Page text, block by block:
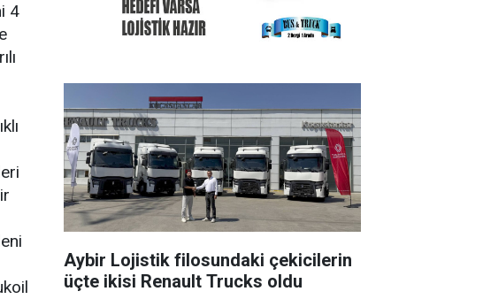
4
Aybir Lojistik filosundaki çekicilerin
üçte ikisi Renault Trucks oldu